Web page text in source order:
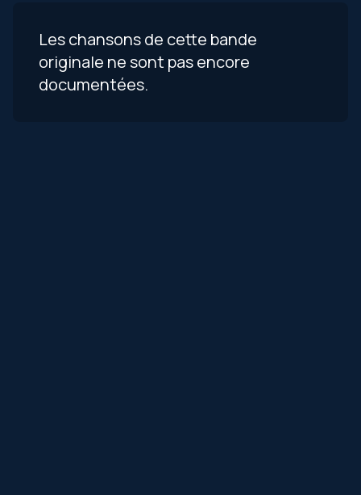
Les chansons de cette bande
originale ne sont pas encore
documentées.